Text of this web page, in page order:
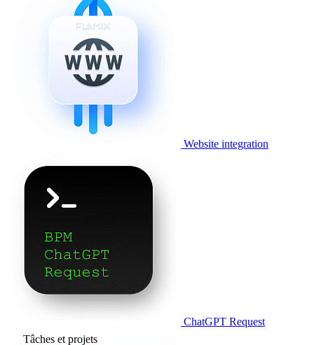
Website integration
ChatGPT Request
Tâches et projets